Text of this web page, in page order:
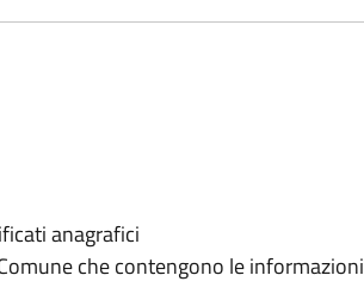
anagrafici
che contengono le informazioni